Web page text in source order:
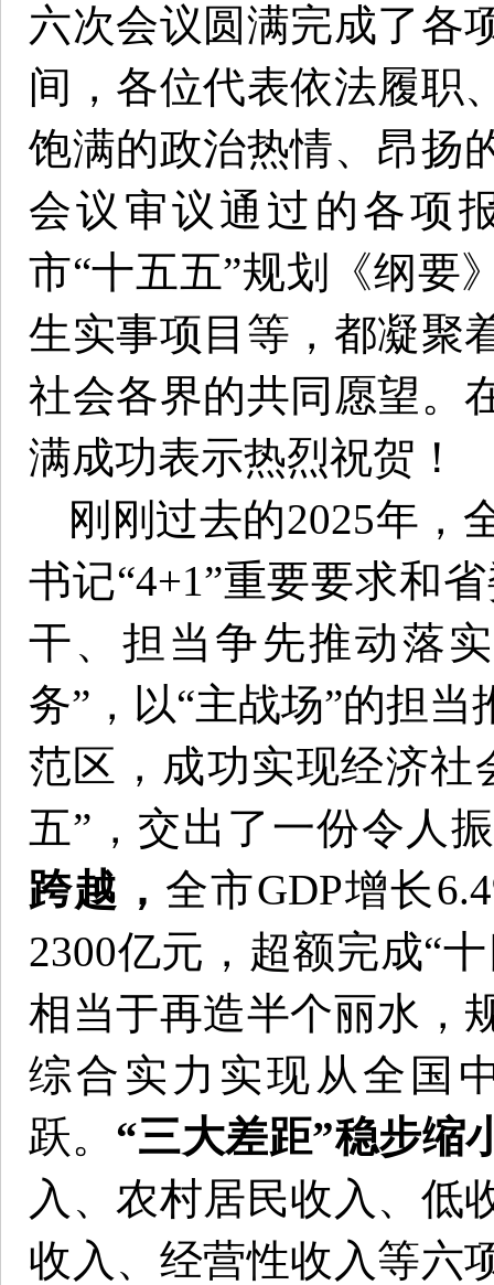
六次会议圆满完成了各
间，各位代表依法履职
饱满的政治热情、昂扬
会议审议通过的各项
市“十五五”规划《纲要
生实事项目等，都凝聚
社会各界的共同愿望。
满成功表示热烈祝贺！
刚刚过去的2025年，
书记“4+1”重要要求和
干、担当争先推动落
务”，以“主战场”的担
范区，成功实现经济社
五”，交出了一份令人
跨越， 全市GDP增长
2300亿元，超额完成“
相当于再造半个丽水，
综合实力实现从全国
跃。 “三大差距”稳步缩
入、农村居民收入、低
收入、经营性收入等六